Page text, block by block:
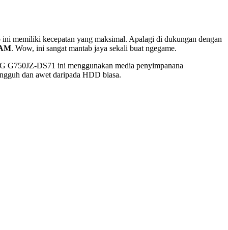
ini memiliki kecepatan yang maksimal. Apalagi di dukungan dengan
. Wow, ini sangat mantab jaya sekali buat ngegame.
G750JZ-DS71 ini menggunakan media penyimpanana
dan awet daripada HDD biasa.